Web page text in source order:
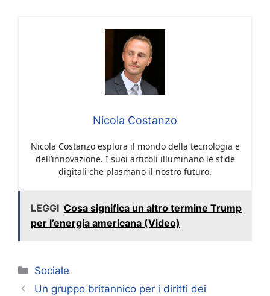
Nicola Costanzo
Nicola Costanzo esplora il mondo della tecnologia e
dell’innovazione. I suoi articoli illuminano le sfide
digitali che plasmano il nostro futuro.
LEGGI Cosa significa un altro termine Trump
per l’energia americana (Video)
Categorie
Sociale
Un gruppo britannico per i diritti dei